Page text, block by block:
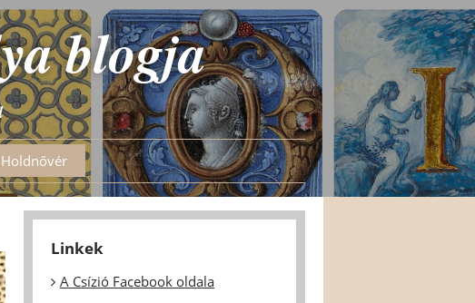
blogja
Holdnővér
Linkek
A Csízió Facebook oldala